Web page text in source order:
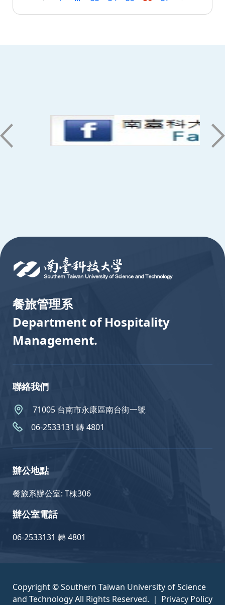
餐旅管理系
Department of Hospitality
Management.
聯絡我們
71005 台南市永康區南台街一號
06-2533131 轉 4801
辦公地點
餐旅系辦公室: T棟306
辦公室電話
06-2533131 轉 4801
Copyright © Southern Taiwan University of Science
and Technology All Rights Reserved. ｜ Privacy Policy